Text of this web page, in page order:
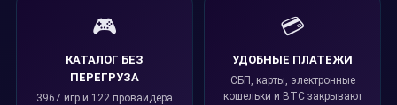
🎮
КАТАЛОГ БЕЗ
ПЕРЕГРУЗА
3967 игр и 122 провайдера
💳
УДОБНЫЕ ПЛАТЕЖИ
СБП, карты, электронные
кошельки и BTC закрывают